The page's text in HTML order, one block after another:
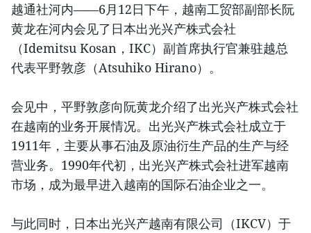
越通社河内——6月12日下午，越南工贸部副部长阮
黄龙在河内会见了日本出光兴产株式会社
（Idemitsu Kosan，IKC）副首席执行官兼驻越总
代表平野敦彦（Atsuhiko Hirano）。
会见中，平野敦彦向阮黄龙介绍了出光兴产株式会社
在越南的业务开展情况。出光兴产株式会社成立于
1911年，主要从事石油及原油衍生产品的生产与经
营业务。1990年代初，出光兴产株式会社进军越南
市场，成为最早进入越南的国际石油企业之一。
与此同时，日本出光兴产越南有限公司（IKCV）于